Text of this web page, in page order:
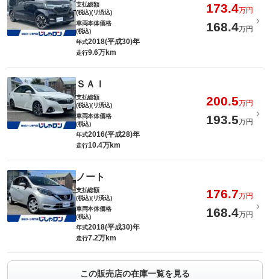
支払総額
(税込)(リ済込)
173.4万円
車両本体価格
(税込)
168.4万円
年式2018(平成30)年
走行9.6万km
ＳＡＩ
支払総額
(税込)(リ済込)
200.5万円
車両本体価格
(税込)
193.5万円
年式2016(平成28)年
走行10.4万km
ノート
支払総額
(税込)(リ済込)
176.7万円
車両本体価格
(税込)
168.4万円
年式2018(平成30)年
走行7.2万km
この販売店の在庫一覧を見る